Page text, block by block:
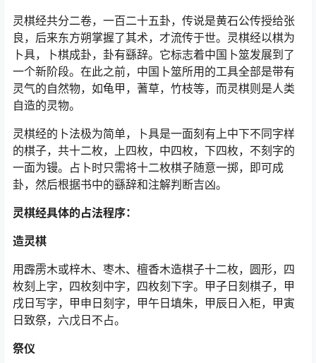
灵棋经共分二卷，一百二十五卦，传说是黄石公传授给张
良，后来东方朔掌握了其术，才流传于世。灵棋经以棋为
卜具，卜棋成卦，卦有繇辞。它标志着中国卜筮发展到了
一个新阶段。在此之前，中国卜筮所用的工具全部是带有
灵气的自然物，如龟甲，蓍草，竹枝等，而灵棋则是人类
自造的灵物。
灵棋经的卜法极为简单，卜具是一面刻有上中下不同字样
的棋子，共十二枚，上四枚，中四枚，下四枚，不刻字的
一面为镘。占卜时只需将十二枚棋子随意一掷，即可成
卦，然后根据书中的繇辞和注解判断吉凶。
灵棋经具体的占法程序：
造灵棋
用霹雳木或梓木、枣木、檀香木造棋子十二枚，圆形，四
枚刻上字，四枚刻中字，四枚刻下字。甲子日刻棋子，甲
戌日写字，甲申日刻字，甲午日填朱，甲辰日入柜，甲寅
日致祭，六戊日不占。
祭仪